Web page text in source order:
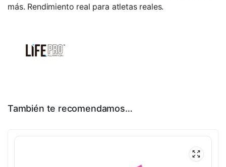
más. Rendimiento real para atletas reales.
También te recomendamos…